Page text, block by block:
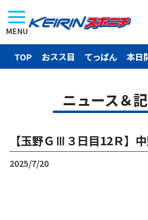
MENU
TOP おスス目 てっぱん 本日
ニュース＆
【玉野ＧⅢ３日目12Ｒ】
2025/7/20